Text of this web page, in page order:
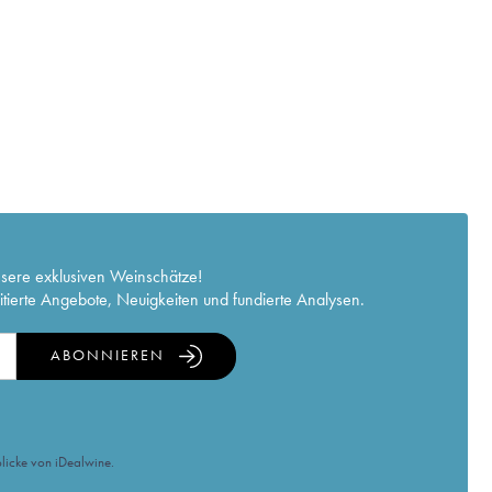
exklusiven Weinschätze!
Angebote, Neuigkeiten und fundierte Analysen.
ABONNIEREN
von iDealwine.